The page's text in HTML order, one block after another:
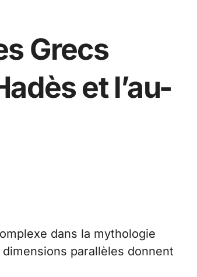
Grecs
et l’au-
dans la mythologie
parallèles donnent